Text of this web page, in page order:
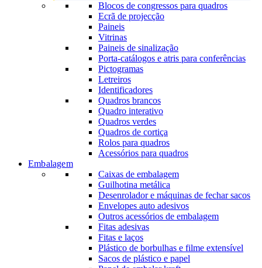
Blocos de congressos para quadros
Ecrã de projecção
Paineis
Vitrinas
Paineis de sinalização
Porta-catálogos e atris para conferências
Pictogramas
Letreiros
Identificadores
Quadros brancos
Quadro interativo
Quadros verdes
Quadros de cortiça
Rolos para quadros
Acessórios para quadros
Embalagem
Caixas de embalagem
Guilhotina metálica
Desenrolador e máquinas de fechar sacos
Envelopes auto adesivos
Outros acessórios de embalagem
Fitas adesivas
Fitas e laços
Plástico de borbulhas e filme extensível
Sacos de plástico e papel